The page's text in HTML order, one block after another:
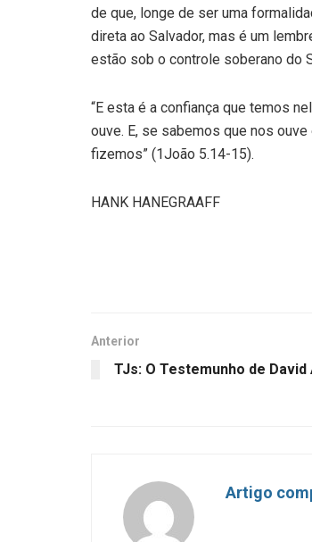
de que, longe de ser uma
direta ao Salvador, mas é um
estão sob o controle soberano do
“E esta é a confiança que temos
ouve. E, se sabemos que nos
fizemos” (1João 5.14-15).
HANK HANEGRAAFF
Anterior
TJs: O Testemunho de David
Artigo